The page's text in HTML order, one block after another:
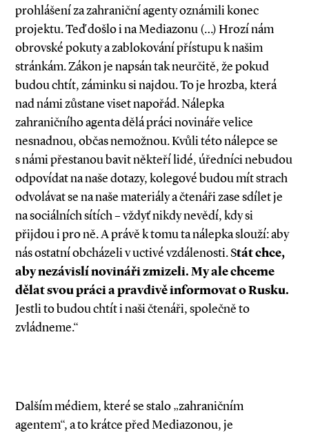
prohlášení za zahraniční agenty oznámili konec
projektu. Teď došlo i na Mediazonu (…) Hrozí nám
obrovské pokuty a zablokování přístupu k našim
stránkám. Zákon je napsán tak neurčitě, že pokud
budou chtít, záminku si najdou. To je hrozba, která
nad námi zůstane viset napořád. Nálepka
zahraničního agenta dělá práci novináře velice
nesnadnou, občas nemožnou. Kvůli této nálepce se
s námi přestanou bavit někteří lidé, úředníci nebudou
odpovídat na naše dotazy, kolegové budou mít strach
odvolávat se na naše materiály a čtenáři zase sdílet je
na sociálních sítích – vždyť nikdy nevědí, kdy si
přijdou i pro ně. A právě k tomu ta nálepka slouží: aby
nás ostatní obcházeli v uctivé vzdálenosti. Stát chce,
aby nezávislí novináři zmizeli. My ale chceme
dělat svou práci a pravdivě informovat o Rusku.
Jestli to budou chtít i naši čtenáři, společně to
zvládneme.“
Dalším médiem, které se stalo „zahraničním
agentem“, a to krátce před Mediazonou, je